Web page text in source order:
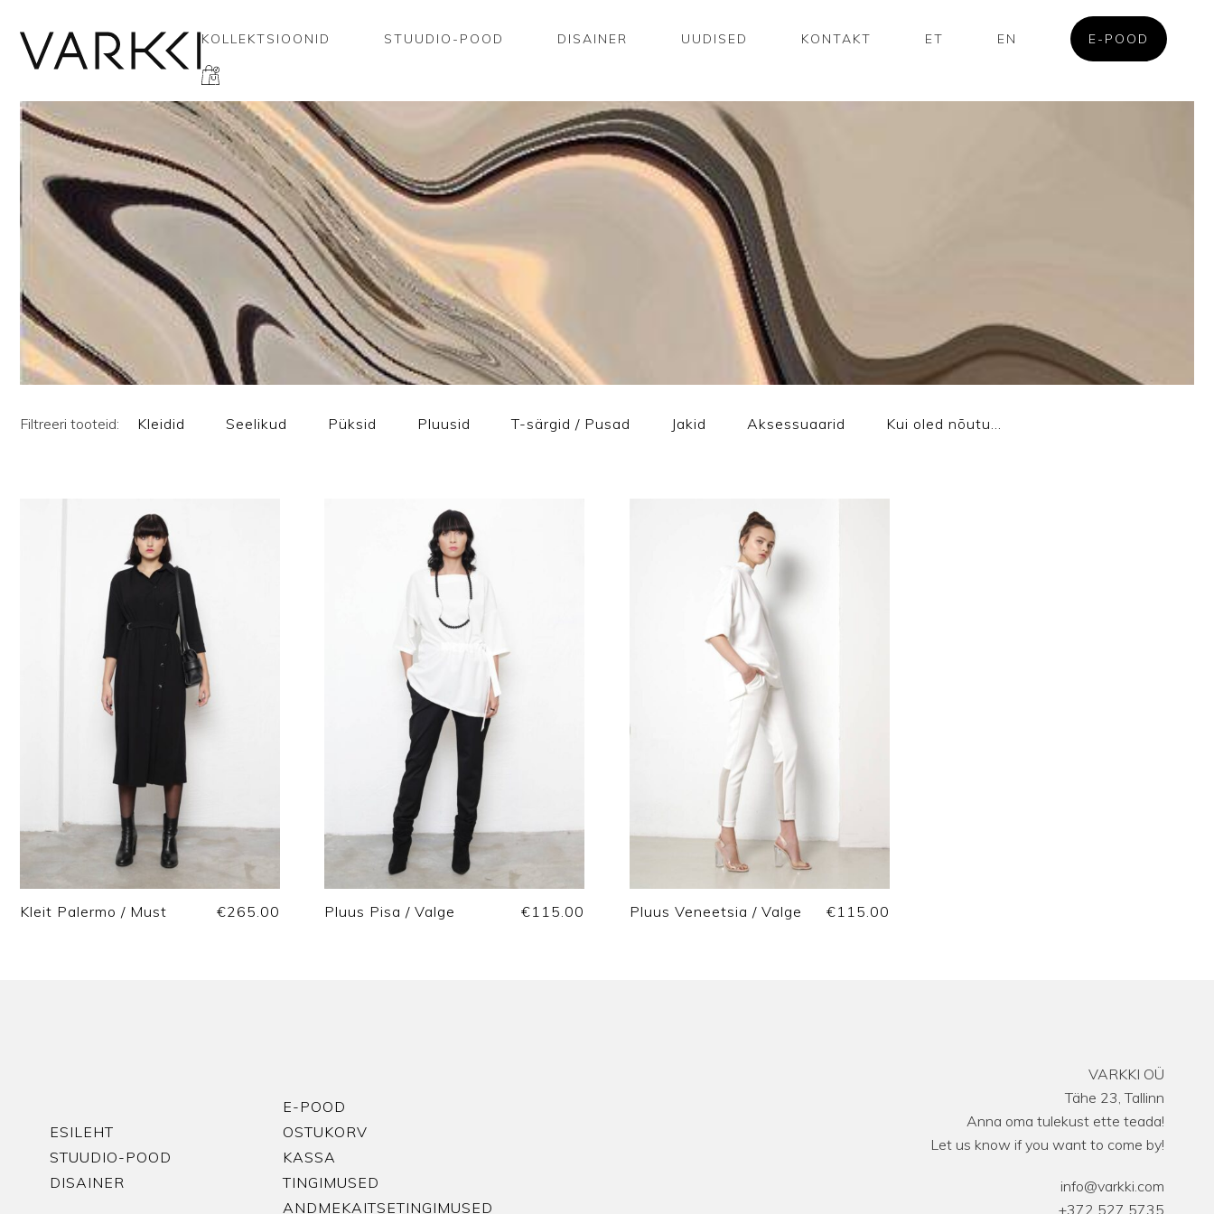
KOLLEKTSIOONID STUUDIO-POOD DISAINER UUDISED KONTAKT ET EN E-POOD
Filtreeri tooteid: Kleidid Seelikud Püksid Pluusid T-särgid / Pusad Jakid Aksessuaarid Kui oled nõutu…
Kleit Palermo / Must €265.00 Pluus Pisa / Valge €115.00 Pluus Veneetsia / Valge €115.00
ESILEHT
STUUDIO-POOD
DISAINER
E-POOD
OSTUKORV
KASSA
TINGIMUSED
ANDMEKAITSETINGIMUSED
VARKKI OÜ
Tähe 23, Tallinn
Anna oma tulekust ette teada!
Let us know if you want to come by!
info@varkki.com
+372 527 5735